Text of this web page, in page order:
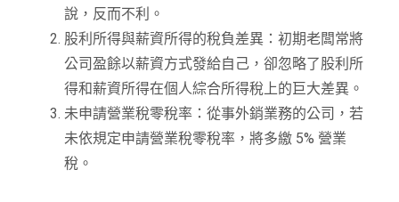
說，反而不利。
股利所得與薪資所得的稅負差異：初期老闆常將
公司盈餘以薪資方式發給自己，卻忽略了股利所
得和薪資所得在個人綜合所得稅上的巨大差異。
未申請營業稅零稅率：從事外銷業務的公司，若
未依規定申請營業稅零稅率，將多繳 5% 營業
稅。